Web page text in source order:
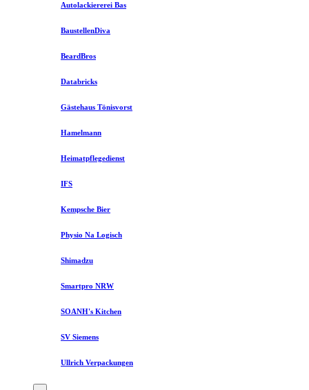
Autolackiererei Bas
BaustellenDiva
BeardBros
Databricks
Gästehaus Tönisvorst
Hamelmann
Heimatpflegedienst
IFS
Kempsche Bier
Physio Na Logisch
Shimadzu
Smartpro NRW
SOANH's Kitchen
SV Siemens
Ullrich Verpackungen